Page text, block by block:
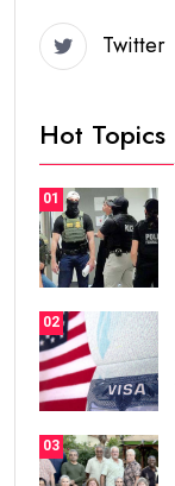
Twitter
Hot Topics
01
02
03